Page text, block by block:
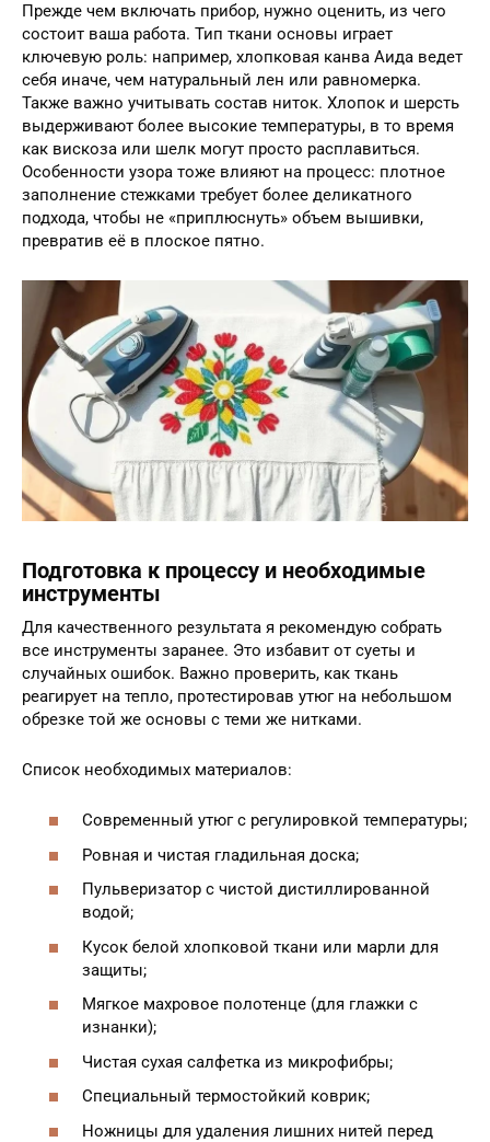
Прежде чем включать прибор, нужно оценить, из чего
состоит ваша работа. Тип ткани основы играет
ключевую роль: например, хлопковая канва Аида ведет
себя иначе, чем натуральный лен или равномерка.
Также важно учитывать состав ниток. Хлопок и шерсть
выдерживают более высокие температуры, в то время
как вискоза или шелк могут просто расплавиться.
Особенности узора тоже влияют на процесс: плотное
заполнение стежками требует более деликатного
подхода, чтобы не «приплюснуть» объем вышивки,
превратив её в плоское пятно.
Подготовка к процессу и необходимые
инструменты
Для качественного результата я рекомендую собрать
все инструменты заранее. Это избавит от суеты и
случайных ошибок. Важно проверить, как ткань
реагирует на тепло, протестировав утюг на небольшом
обрезке той же основы с теми же нитками.
Список необходимых материалов:
Современный утюг с регулировкой температуры;
Ровная и чистая гладильная доска;
Пульверизатор с чистой дистиллированной
водой;
Кусок белой хлопковой ткани или марли для
защиты;
Мягкое махровое полотенце (для глажки с
изнанки);
Чистая сухая салфетка из микрофибры;
Специальный термостойкий коврик;
Ножницы для удаления лишних нитей перед